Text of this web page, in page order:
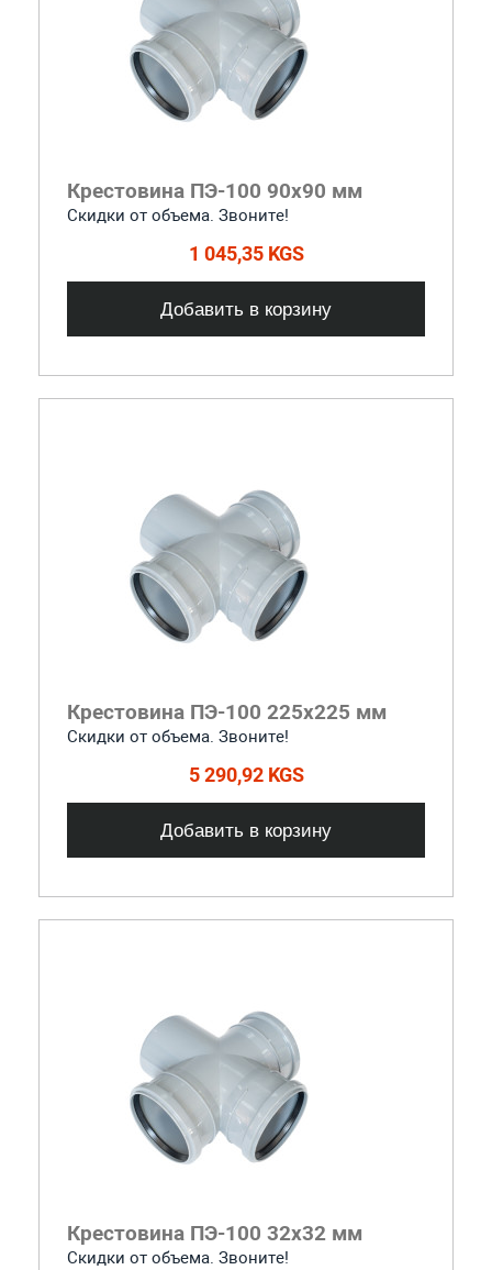
Крестовина ПЭ-100 90x90 мм
Скидки от объема. Звоните!
1 045,35 KGS
Добавить в корзину
Крестовина ПЭ-100 225x225 мм
Скидки от объема. Звоните!
5 290,92 KGS
Добавить в корзину
Крестовина ПЭ-100 32x32 мм
Скидки от объема. Звоните!